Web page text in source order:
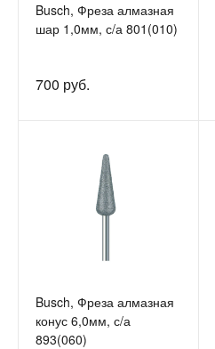
Busch, Фреза алмазная
шар 1,0мм, с/а 801(010)
700 руб.
Busch, Фреза алмазная
конус 6,0мм, с/а
893(060)